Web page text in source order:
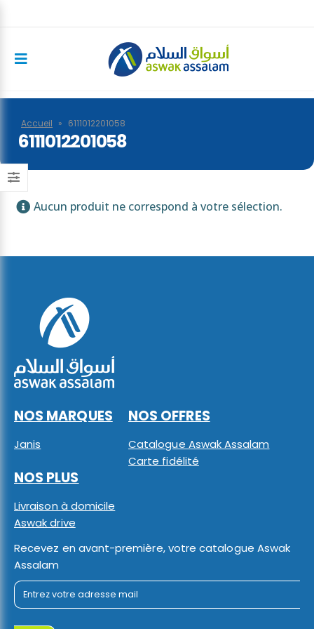
Accueil » 6111012201058
6111012201058
Aucun produit ne correspond à votre sélection.
NOS MARQUES
Janis
NOS OFFRES
Catalogue Aswak Assalam
Carte fidélité
NOS PLUS
Livraison à domicile
Aswak drive
Recevez en avant-première, votre catalogue Aswak
Assalam